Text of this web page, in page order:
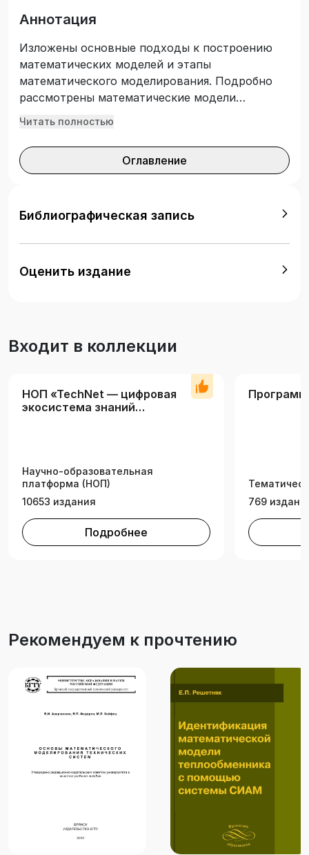
Аннотация
Изложены основные подходы к построению
математических моделей и этапы
математического моделирования. Подробно
рассмотрены математические модели
структуры потоков в химических аппаратах,
химических реакций. В качестве примера
приведено построение моделей химического
рассмотрены различные уравнения регрессии,
Большинство теоретических вопросов
сопровождается решением конкретных
примеров с использованием современных
Читать полностью
Оглавление
Библиографическая запись
Оценить издание
Входит в коллекции
НОП «TechNet — цифровая
экосистема знаний
Научно-образовательная
платформа (НОП)
10653 издания
Подробнее
769
Рекомендуем к прочтению